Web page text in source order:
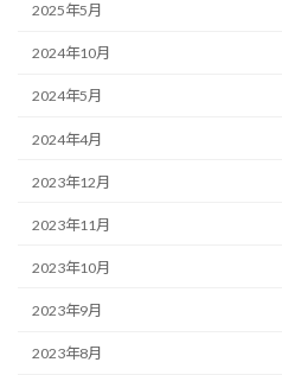
2025年5月
2024年10月
2024年5月
2024年4月
2023年12月
2023年11月
2023年10月
2023年9月
2023年8月